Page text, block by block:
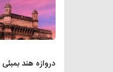
دروازه هند بمبئی